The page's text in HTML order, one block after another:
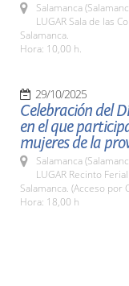
Salamanca
LUGAR Sala de las
Salamanca.
Hora: 10,00 h.
29/10/2025
Celebración del
en el que
mujeres de la
Salamanca
LUGAR Recinto
Salamanca. (Acceso por
Hora: 18,00 h